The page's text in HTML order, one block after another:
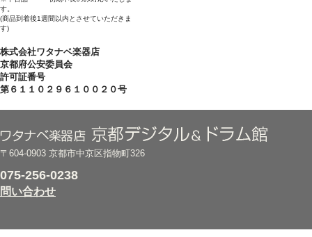
す。
(商品到着後1週間以内とさせていただきま
す)
株式会社ワタナベ楽器店
京都府公安委員会
許可証番号
第６１１０２９６１００２０号
〒604-0903 京都市中京区指物町326
075-256-0238
問い合わせ